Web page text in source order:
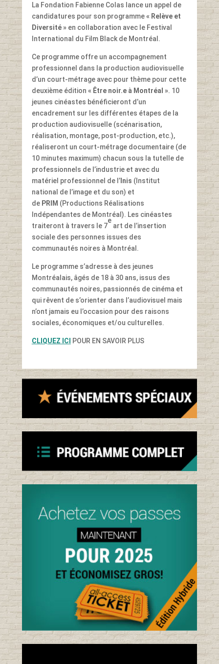
La Fondation Fabienne Colas lance un appel de
candidatures pour son programme« Relève et
Diversité »en collaboration avec le Festival
International du Film Black de Montréal.
Ce programme offre un accompagnement
professionnel dans la production audiovisuelle
d’un court-métrage avec pour thème pour cette
deuxième édition « Être noir.e à Montréal ». 10
jeunes cinéastes bénéficieront d’un
encadrement sur les différentes étapes de la
production audiovisuelle (scénarisation,
réalisation, montage, post-production, etc.),
réaliseront un court-métrage documentaire (de
10 minutes maximum) chacun sous la tutelle de
professionnels de l’industrie et avec du
matériel professionnel de l’Inis (Institut
national de l’image et du son) et
de PRIM (Productions Réalisations
Indépendantes de Montréal). Les cinéastes
traiteront à travers le 7
e
art de l’insertion
sociale des personnes issues des
communautés noires à Montréal.
Le programme s’adresse à des jeunes
Montréalais, âgés de 18 à 30 ans, issus des
communautés noires, passionnés de cinéma et
qui rêvent de s’orienter dans l’audiovisuel mais
n’ont jamais eu l’occasion pour des raisons
sociales, économiques et/ou culturelles.
CLIQUEZ ICI POUR EN SAVOIR PLUS